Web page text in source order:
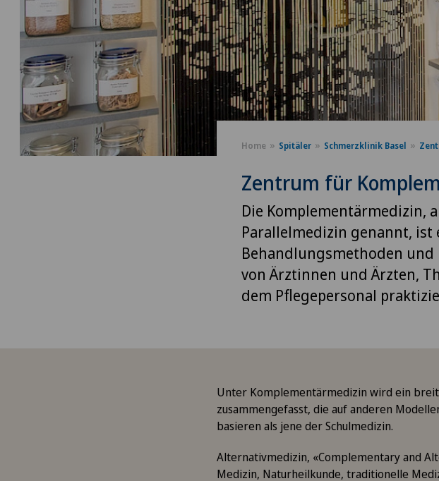
Home Spitäler Schmerzklinik Basel
Zentrum für
Die Komplementärmedizin,
Parallelmedizin genannt, ist
Behandlungsmethoden
von Ärztinnen und Ärzten,
dem Pflegepersonal
Unter Komplementärmedizin wird ein
zusammengefasst, die auf anderen
basieren als jene der Schulmedizin.
Alternativmedizin, «Complementary and
Medizin, Naturheilkunde, traditionelle